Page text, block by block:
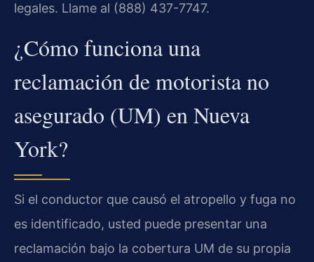
legales. Llame al (888) 437-7747.
¿Cómo funciona una
reclamación de motorista no
asegurado (UM) en Nueva
York?
Si el conductor que causó el atropello y fuga no
es identificado, usted puede presentar una
reclamación bajo la cobertura UM de su propia